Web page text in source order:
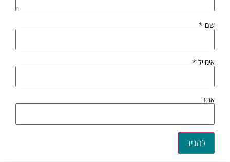
שם*
אימייל*
אתר